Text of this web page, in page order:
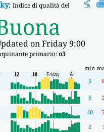
: Indice di qualità dell'aria in
on Friday 9:00
primario:o3
min
5
6
40
2